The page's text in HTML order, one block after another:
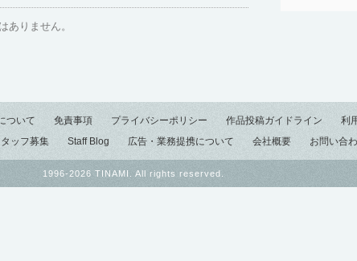
ありません。
ついて 免責事項 プライバシーポリシー 作品投稿ガイドライン
利
ッフ募集 Staff Blog 広告・業務提携について 会社概要 お問い合
1996-2026 TINAMI. All rights reserved.